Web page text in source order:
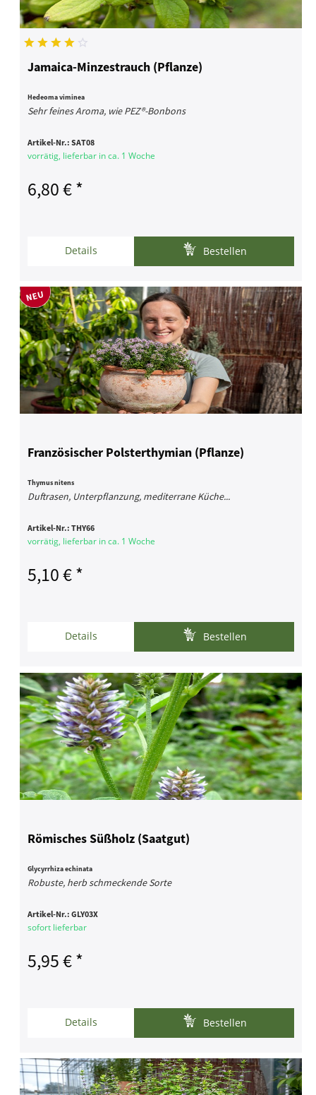
Jamaica-Minzestrauch (Pflanze)
Hedeoma viminea
Sehr feines Aroma, wie PEZ®-Bonbons
Artikel-Nr.:SAT08
vorrätig, lieferbar in ca. 1 Woche
6,80 € *
Details Bestellen
Französischer Polsterthymian (Pflanze)
Thymus nitens
Duftrasen, Unterpflanzung, mediterrane Küche...
Artikel-Nr.:THY66
vorrätig, lieferbar in ca. 1 Woche
5,10 € *
Details Bestellen
Römisches Süßholz (Saatgut)
Glycyrrhiza echinata
Robuste, herb schmeckende Sorte
Artikel-Nr.:GLY03X
sofort lieferbar
5,95 € *
Details Bestellen